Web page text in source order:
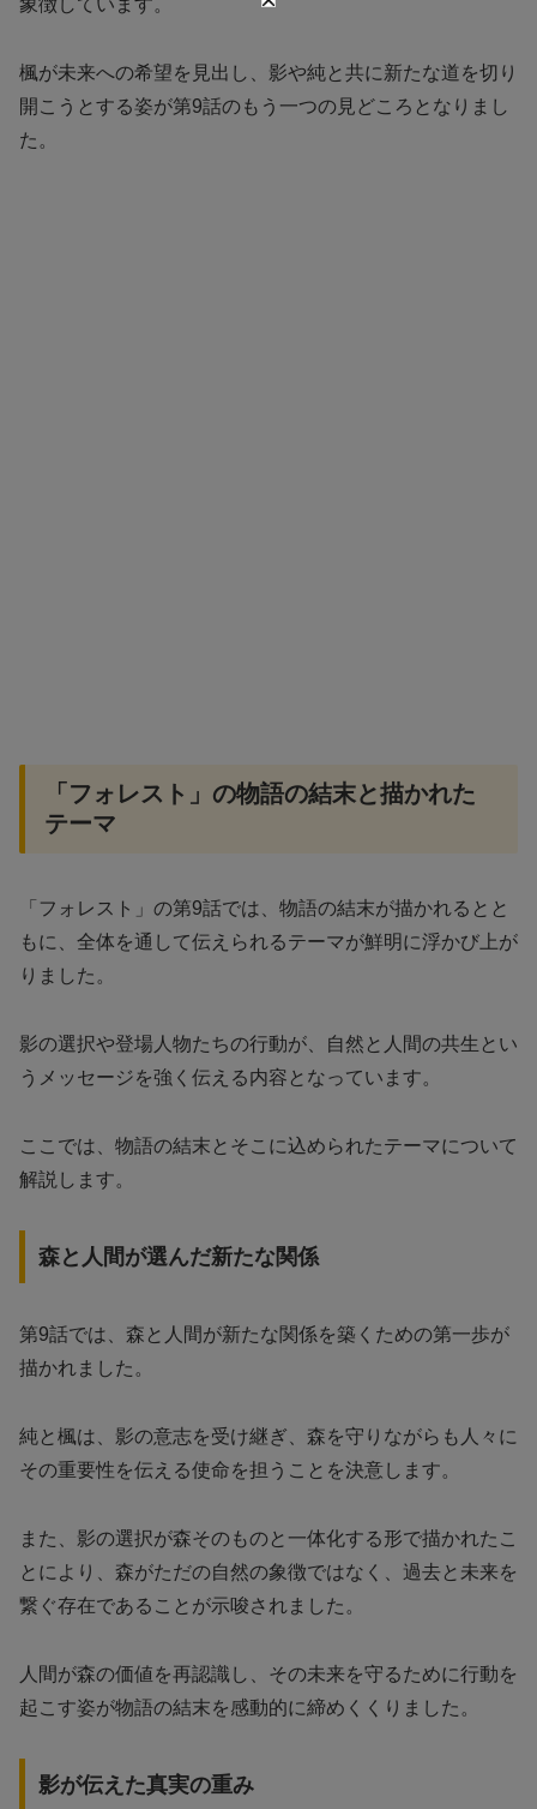
象徴しています。
楓が未来への希望を見出し、影や純と共に新たな道を切り
開こうとする姿が第9話のもう一つの見どころとなりまし
た。
「フォレスト」の物語の結末と描かれた
テーマ
「フォレスト」の第9話では、物語の結末が描かれるとと
もに、全体を通して伝えられるテーマが鮮明に浮かび上が
りました。
影の選択や登場人物たちの行動が、自然と人間の共生とい
うメッセージを強く伝える内容となっています。
ここでは、物語の結末とそこに込められたテーマについて
解説します。
森と人間が選んだ新たな関係
第9話では、森と人間が新たな関係を築くための第一歩が
描かれました。
純と楓は、影の意志を受け継ぎ、森を守りながらも人々に
その重要性を伝える使命を担うことを決意します。
また、影の選択が森そのものと一体化する形で描かれたこ
とにより、森がただの自然の象徴ではなく、過去と未来を
繋ぐ存在であることが示唆されました。
人間が森の価値を再認識し、その未来を守るために行動を
起こす姿が物語の結末を感動的に締めくくりました。
影が伝えた真実の重み